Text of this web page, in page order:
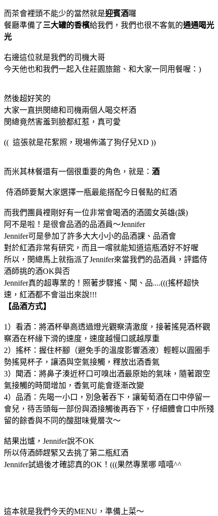
而茶會裡頭不能少的當然就是迎賓酒囉
餐廳準備了三大罐的香檳給我們，我們也很不客氣的通通喝光
光
右邊這位就是我們的司機大哥
今天他也和我們一起入住莊園旅館、和大家一同用餐喔：)
然後超好笑的
大家一直拱閔總和司機兩個人喝交杯酒
閔總竟然害羞到臉都紅惹，真可愛
(( 這張就是花絮照，現場佈滿了狗仔兒XD ))
而米其林餐還有一個很重要的角色，就是： 酒
侍酒師要幫大家選擇一瓶最能搭配今日餐點的紅酒
而我們團員裡剛好有一位非常會喝酒的酒國女英雄(誤)
阿不是啦！是很會品酒的品酒員～Jennifer
Jennifer可是參加了許多大大小小的品酒課、品酒會
對於紅酒非常有研究，而且一嚐就能知道這瓶酒好不好喔
所以，閔總馬上就指派了Jennifer來當我們的品酒員，評鑑侍
酒師挑的酒OK與否
Jennifer真的超專業的！照著步驟搖、聞、品....(((搖杯超快
速，紅酒都不會溢出來說!!!
【品酒方式】
1）看酒：將酒杯舉高透過燈光觀察清澈度，接著搖晃酒杯觀
察酒在杯緣下滑的速度，速度越慢口感越厚重
2）搖杯：握住杯腳（避免手的溫度影響酒液）輕輕以圓圈手
勢搖晃杯子，讓酒與空氣接觸，釋放出酒香氣
3）聞酒：將鼻子湊近杯口可嗅出酒最原始的氣味，隨著跟空
氣接觸的時間增加，香氣可能會逐漸改變
4）品酒：先喝一小口，別急著吞下，讓葡萄酒在口中停留一
會兒，待舌頭每一部份與酒接觸後再吞下，仔細體會口中所殘
留的餘香與不同的酸甜味覺層次～
結果出爐，Jennifer說不OK
所以侍酒師趕緊又去挑了第二瓶紅酒
Jennifer試過後才確認真的OK！(((果然專業哪 嘻嘻^^
這本就是我們今天的MENU，準備上菜～